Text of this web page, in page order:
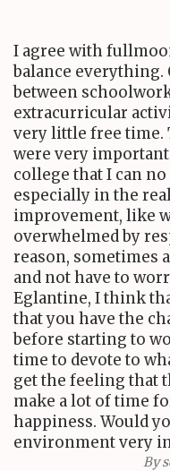
I agree with
balance everything.
between
extracurricular
very little free time.
were very
college that I can
especially in the
improvement, like
overwhelmed by
reason, sometimes
and not have to
Eglantine, I think
that you have the
before starting to
time to devote to
get the feeling that
make a lot of time
happiness. Would
environment very
By